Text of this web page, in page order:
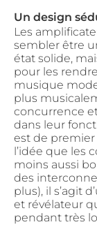
Un design
Les
sembler être
état solide,
pour les
musique
plus
concurrence
dans leur
est de premier
l’idée que les
moins aussi
des
plus), il s’agit
et révélateur
pendant très